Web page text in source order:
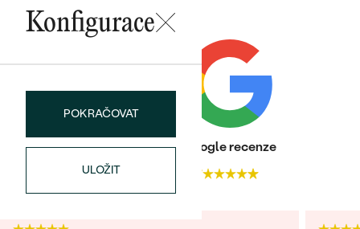
KARÁTOVÁ VÁHA
ROZMĚRY:
G-H
TVAR:
Round
Velmi dobrý
Konfigurace
POKRAČOVAT
ULOŽIT
Heureka recenze
4.9
Google recenze
4.7